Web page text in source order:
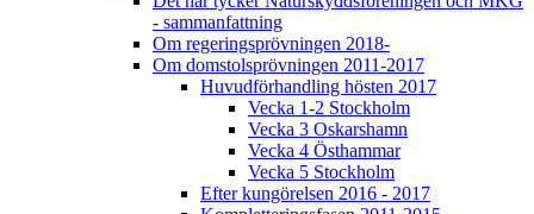
- sammanfattning
Om regeringsprövningen 2018-
Om domstolsprövningen 2011-2017
Huvudförhandling hösten 2017
Vecka 1-2 Stockholm
Vecka 3 Oskarshamn
Vecka 4 Östhammar
Vecka 5 Stockholm
Efter kungörelsen 2016 - 2017